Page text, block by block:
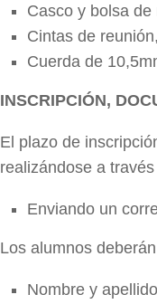
Casco y bolsa de
Cintas de
Cuerda de
INSCRIPCIÓN,
El plazo de
realizándose a
Enviando un
Los alumnos
Nombre y